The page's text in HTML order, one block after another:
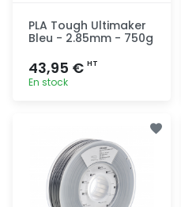
PLA Tough Ultimaker
Bleu - 2.85mm - 750g
43,95 € HT
En stock